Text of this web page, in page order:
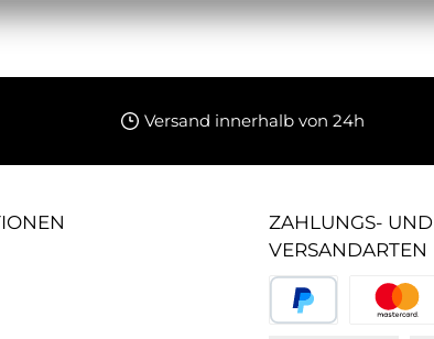
Versand innerhalb von 24h
ZAHLUNGS- UND
VERSANDARTEN